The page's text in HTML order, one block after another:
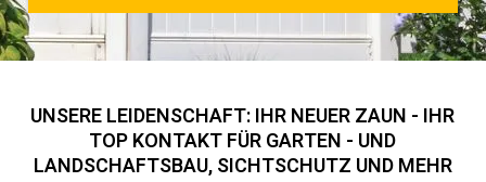
UNSERE LEIDENSCHAFT: IHR NEUER ZAUN - IHR
TOP KONTAKT FÜR GARTEN - UND
LANDSCHAFTSBAU, SICHTSCHUTZ UND MEHR